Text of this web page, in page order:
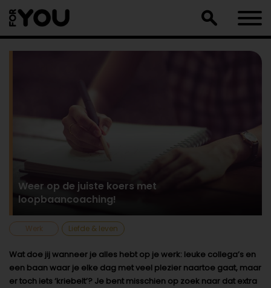
naar
artikel
Weer op de juiste koers met
loopbaancoaching!
Werk Liefde & leven
Wat doe jij wanneer je alles hebt op je werk: leuke collega’s en
een baan waar je elke dag met veel plezier naartoe gaat, maar
er toch iets ‘kriebelt’? Je bent misschien op zoek naar dat extra